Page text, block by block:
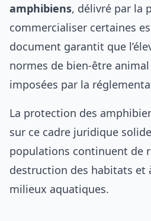
amphibiens, délivré par la
commercialiser certaines
document garantit que
normes de bien-être
imposées par la
La protection des
sur ce cadre juridique
populations continuent de
destruction des habitats et
milieux aquatiques.